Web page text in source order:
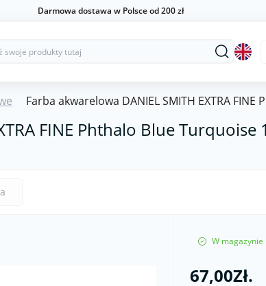
Darmowa dostawa w Polsce od 200 zł
Farba akwarelowa DANIEL SMITH EXTRA
FINE Phthalo Blue Turquoise
W magazynie
67,00Zł.